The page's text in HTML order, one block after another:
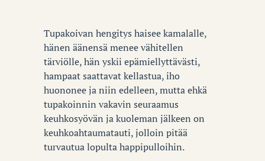
Tupakoivan hengitys haisee kamalalle,
hänen äänensä menee vähitellen
tärviölle, hän yskii epämiellyttävästi,
hampaat saattavat kellastua, iho
huononee ja niin edelleen, mutta ehkä
tupakoinnin vakavin seuraamus
keuhkosyövän ja kuoleman jälkeen on
keuhkoahtaumatauti, jolloin pitää
turvautua lopulta happipulloihin.